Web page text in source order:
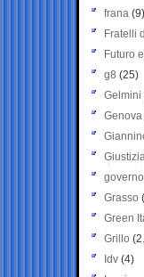
frana (9)
Fratelli
Futuro
g8 (25)
Gelmini
Genova
governo
Grasso
Green
Grillo
Idv (4)